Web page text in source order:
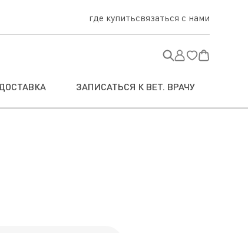
где купитьсвязаться с нами
ЗАПИСАТЬСЯ К ВЕТ. ВРАЧУ